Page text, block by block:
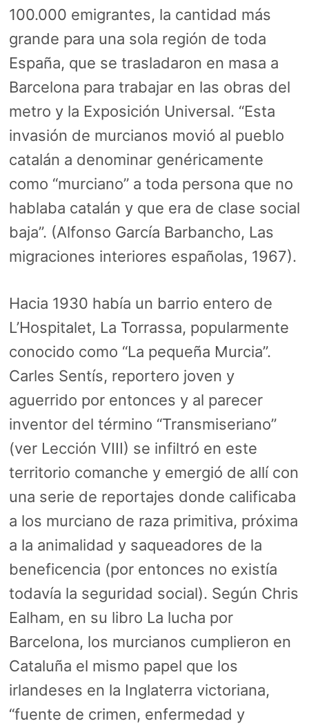
100.000 emigrantes, la cantidad más
grande para una sola región de toda
España, que se trasladaron en masa a
Barcelona para trabajar en las obras del
metro y la Exposición Universal. “Esta
invasión de murcianos movió al pueblo
catalán a denominar genéricamente
como “murciano” a toda persona que no
hablaba catalán y que era de clase social
baja”. (Alfonso García Barbancho, Las
migraciones interiores españolas, 1967).
Hacia 1930 había un barrio entero de
L’Hospitalet, La Torrassa, popularmente
conocido como “La pequeña Murcia”.
Carles Sentís, reportero joven y
aguerrido por entonces y al parecer
inventor del término “Transmiseriano”
(ver Lección VIII) se infiltró en este
territorio comanche y emergió de allí con
una serie de reportajes donde calificaba
a los murciano de raza primitiva, próxima
a la animalidad y saqueadores de la
beneficencia (por entonces no existía
todavía la seguridad social). Según Chris
Ealham, en su libro La lucha por
Barcelona, los murcianos cumplieron en
Cataluña el mismo papel que los
irlandeses en la Inglaterra victoriana,
“fuente de crimen, enfermedad y